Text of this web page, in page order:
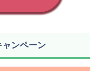
ンペーン